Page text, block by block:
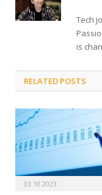
Tech
is
RELATED POSTS
03.10.2023